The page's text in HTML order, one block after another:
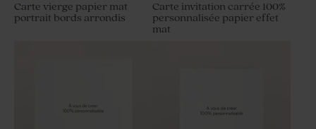
Carte vierge papier mat
portrait bords arrondis
Carte invitation carrée 100%
personnalisée papier effet
mat